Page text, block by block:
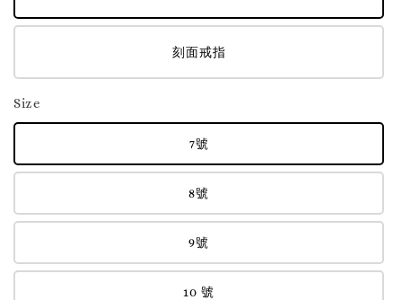
刻面戒指
Size
7號
8號
9號
10 號